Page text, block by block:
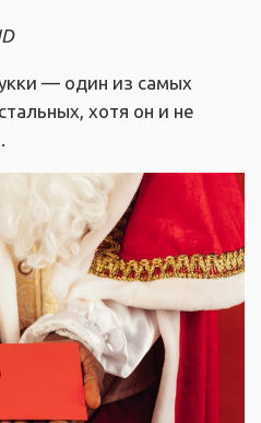
— один из самых
хотя он и не